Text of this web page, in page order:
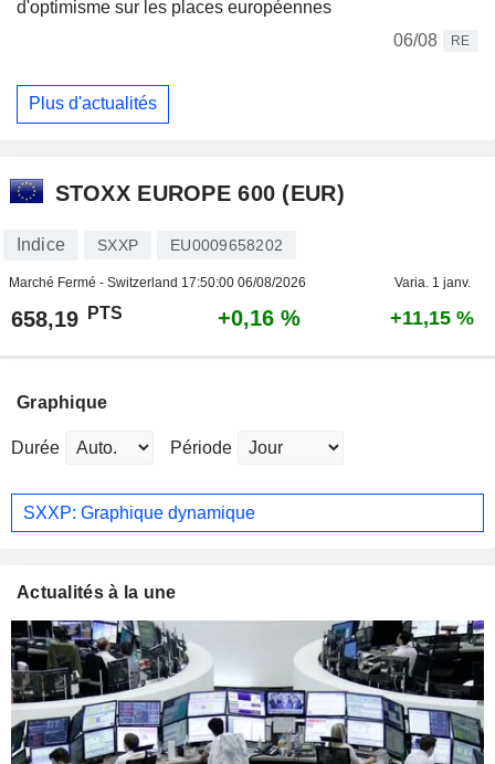
d'optimisme sur les places européennes
06/08
RE
Plus d'actualités
STOXX EUROPE 600 (EUR)
Indice SXXP EU0009658202
Marché Fermé - Switzerland 17:50:00 06/08/2026 Varia. 1 janv.
658,19 PTS +0,16 % +11,15 %
Graphique
Durée Période
SXXP: Graphique dynamique
Actualités à la une